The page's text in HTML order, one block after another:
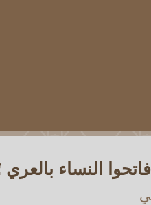
النساء بالعري